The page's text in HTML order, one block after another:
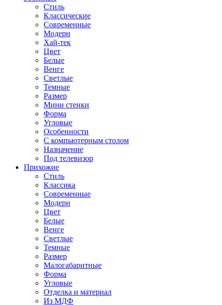
Стиль
Классические
Современные
Модерн
Хай-тек
Цвет
Белые
Венге
Светлые
Темные
Размер
Мини стенки
Форма
Угловые
Особенности
С компьютерным столом
Назначение
Под телевизор
Прихожие
Стиль
Классика
Современные
Модерн
Цвет
Белые
Венге
Светлые
Темные
Размер
Малогабаритные
Форма
Угловые
Отделка и материал
Из МДФ